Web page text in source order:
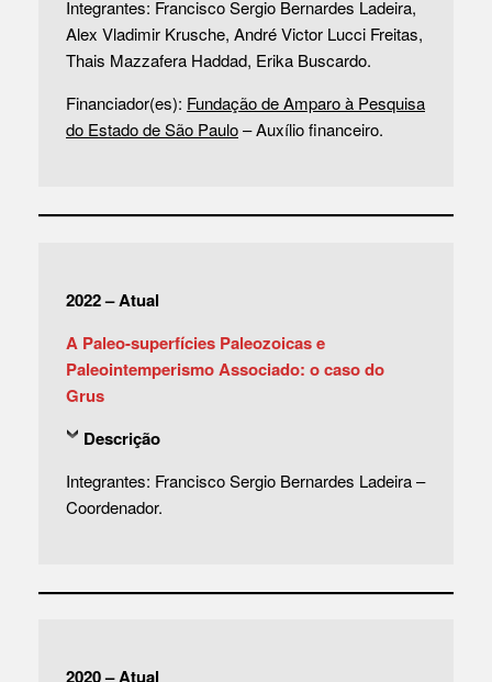
Integrantes: Francisco Sergio Bernardes Ladeira,
Alex Vladimir Krusche, André Victor Lucci Freitas,
Thais Mazzafera Haddad, Erika Buscardo.
Financiador(es): Fundação de Amparo à Pesquisa
do Estado de São Paulo– Auxílio financeiro.
2022 – Atual
A Paleo-superfícies Paleozoicas e
Paleointemperismo Associado: o caso do
Grus
Descrição
Integrantes: Francisco Sergio Bernardes Ladeira –
Coordenador.
2020 – Atual